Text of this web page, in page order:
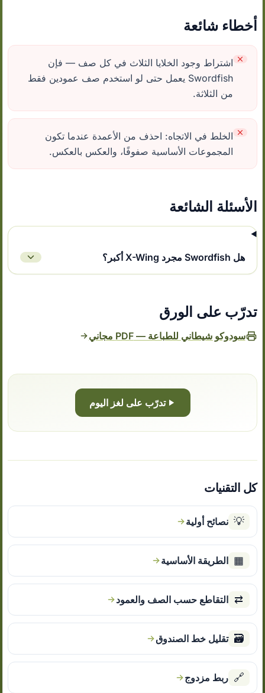
أخطاء شائعة
اشتراط وجود الخلايا الثلاث في كل صف — فإن
Swordfish يعمل حتى لو استخدم صف عمودين فقط
من الثلاثة.
الخلط في الاتجاه: احذف من الأعمدة عندما تكون
المجموعات الأساسية صفوفًا، والعكس بالعكس.
الأسئلة الشائعة
هل Swordfish مجرد X-Wing أكبر؟
تدرّب على الورق
سودوكو شيطاني للطباعة — PDF مجاني
تدرّب على لغز اليوم
كل التقنيات
💡 نصائح أولية
▦ الطريقة الأساسية
⇄ التقاطع حسب الصف والعمود
🗃 تقليل خط الصندوق
🔗 ربط مزدوج